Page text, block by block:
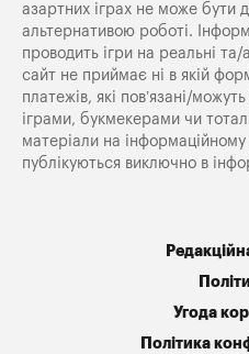
азартних іграх не може бути
альтернативою роботі.
проводить ігри на реальні
сайт не приймає ні в якій
платежів, які пов’язані/
іграми, букмекерами чи
матеріали на
публікуються виключно в
Угода
Політика